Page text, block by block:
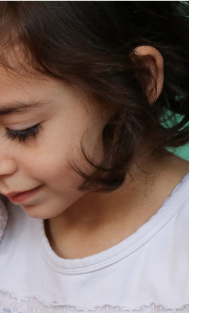
pedagogiczna
pedagogiczne
alternatywna i wspomagająca
AAC